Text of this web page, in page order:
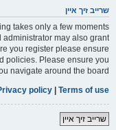
שרייב זיך איין
takes only a few moments
may also grant
you register please ensure
policies. Please ensure you
navigate around the board.
Terms of use
|
policy
שרייב זיך איין